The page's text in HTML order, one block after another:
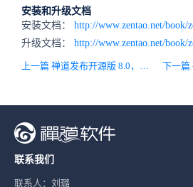
安装和升级文档
安装文档： http://www.zentao.net/book/
升级文档： http://www.zentao.net/book/
上一篇 禅道发布开源版 8.0，开启新的版本序列！
联系我们
联系人：刘璐